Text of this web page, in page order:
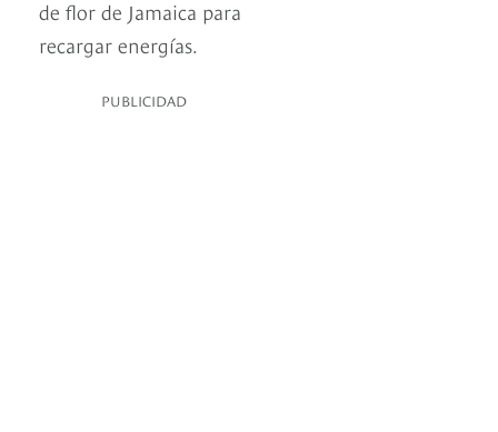
de flor de Jamaica para
recargar energías.
PUBLICIDAD